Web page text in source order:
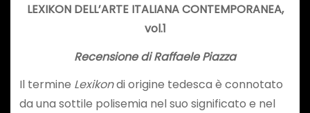
LEXIKON DELL’ARTE ITALIANA CONTEMPORANEA,
vol.1
Recensione di Raffaele Piazza
Il termine Lexikondi origine tedesca è connotato
da una sottile polisemia nel suo significato e nel